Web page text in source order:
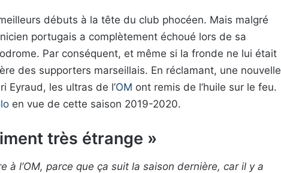
débuts à la tête du club phocéen. Mais malgré
portugais a complètement échoué lors de sa
Par conséquent, et même si la fronde ne lui était
des supporters marseillais. En réclamant, une nouvelle
Eyraud, les ultras de l’OM ont remis de l’huile sur le feu.
en vue de cette saison 2019-2020.
très étrange »
à l’OM, parce que ça suit la saison dernière, car il y a